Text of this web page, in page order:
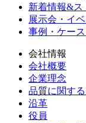
新着情報&ス
展示会・イベ
事例・ケー
会社情報
会社概要
企業理念
品質に関す
沿革
役員